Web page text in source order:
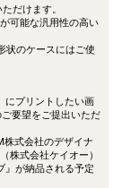
だけます。
可能な汎用性の高い
状のケースにはご使
プリントしたい画
要望をご提出いただ
式会社のデザイナ
株式会社ケイオー）
』が納品される予定